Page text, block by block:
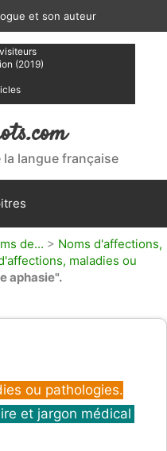
et son auteur
(2019)
langue française
de... > Noms d'affections,
maladies ou
aphasie".
ou pathologies.
et jargon médical